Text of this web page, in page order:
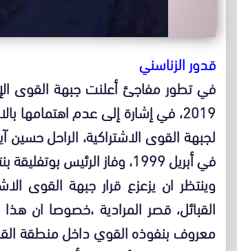
قدور الزناسني
في تطور مفاجئ أعلنت جبهة القوى
2019، في إشارة إلى عدم اهتمامها
لجبهة القوى الاشتراكية، الراحل
في أبريل 1999، وفاز الرئيس بوتفليقة بنتائجها، ضمن أول عهدة رئاسية له.
وينتظر ان يزعزع قرار جبهة القوى
القبائل، قصر المرادية ،خصوصا ان
معروف بنفوذه القوي داخل منطقة